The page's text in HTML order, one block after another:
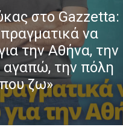
στο Gazzetta:
να
την Αθήνα, την
την πόλη
ζω»